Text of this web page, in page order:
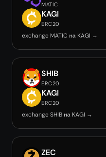
MATIC
KAGI
ERC20
exchange MATIC на KAGI →
SHIB
ERC20
KAGI
ERC20
exchange SHIB на KAGI →
ZEC